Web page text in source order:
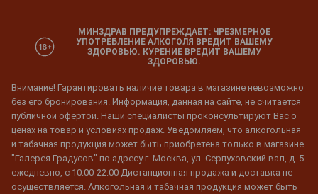
МИНЗДРАВ ПРЕДУПРЕЖДАЕТ: ЧРЕЗМЕРНОЕ
УПОТРЕБЛЕНИЕ АЛКОГОЛЯ ВРЕДИТ ВАШЕМУ
ЗДОРОВЬЮ. КУРЕНИЕ ВРЕДИТ ВАШЕМУ
ЗДОРОВЬЮ.
Внимание! Гарантировать наличие товара в магазине невозможно
без его бронирования. Информация, данная на сайте, не считается
публичной офертой. Наши специалисты проконсультируют Вас о
ценах на товар и условиях продаж. Уведомляем, что алкогольная
и табачная продукция может быть приобретена только в магазине
"Галерея Градусов" по адресу г. Москва, ул. Серпуховский вал, д. 5
ежедневно, с 10:00-22:00 Дистанционная продажа и доставка не
осуществляется. Алкогольная и табачная продукция может быть